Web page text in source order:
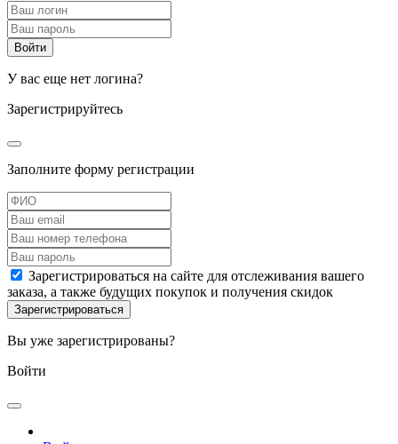
У вас еще нет логина?
Зарегистрируйтесь
Заполните форму регистрации
Зарегистрироваться на сайте для отслеживания вашего
заказа, а также будущих покупок и получения скидок
Вы уже зарегистрированы?
Войти